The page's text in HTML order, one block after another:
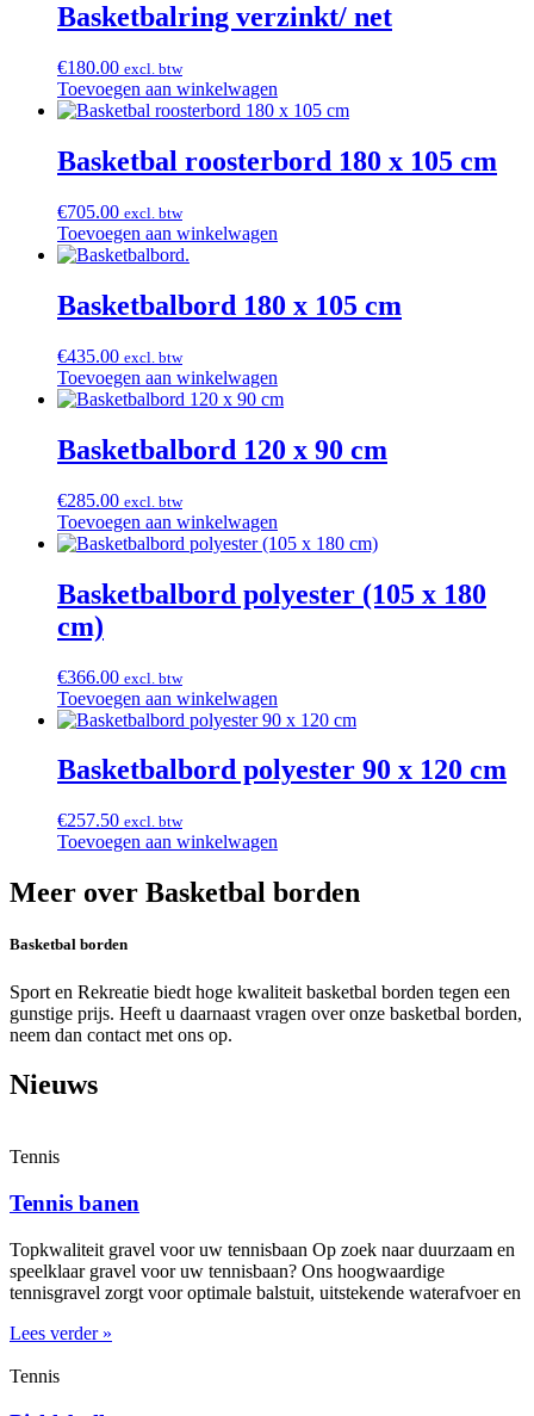
Basketbalring verzinkt/ net
€180.00 excl. btw
Toevoegen aan winkelwagen
Basketbal roosterbord 180 x 105 cm
€705.00 excl. btw
Toevoegen aan winkelwagen
Basketbalbord 180 x 105 cm
€435.00 excl. btw
Toevoegen aan winkelwagen
Basketbalbord 120 x 90 cm
€285.00 excl. btw
Toevoegen aan winkelwagen
Basketbalbord polyester (105 x 180
cm)
€366.00 excl. btw
Toevoegen aan winkelwagen
Basketbalbord polyester 90 x 120 cm
€257.50 excl. btw
Toevoegen aan winkelwagen
Meer over Basketbal borden
Basketbal borden
Sport en Rekreatie biedt hoge kwaliteit basketbal borden tegen een
gunstige prijs. Heeft u daarnaast vragen over onze basketbal borden,
neem dan contact met ons op.
Nieuws
Tennis
Tennis banen
Topkwaliteit gravel voor uw tennisbaan Op zoek naar duurzaam en
speelklaar gravel voor uw tennisbaan? Ons hoogwaardige
tennisgravel zorgt voor optimale balstuit, uitstekende waterafvoer en
Lees verder »
Tennis